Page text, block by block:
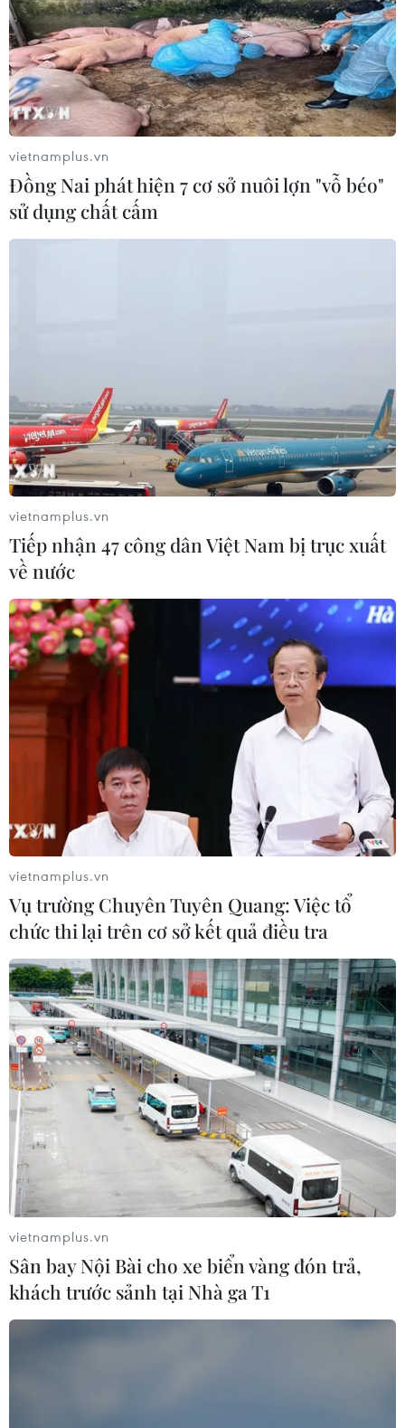
vietnamplus.vn
Đồng Nai phát hiện 7 cơ sở nuôi lợn "vỗ béo"
sử dụng chất cấm
vietnamplus.vn
Tiếp nhận 47 công dân Việt Nam bị trục xuất
về nước
vietnamplus.vn
Vụ trường Chuyên Tuyên Quang: Việc tổ
chức thi lại trên cơ sở kết quả điều tra
vietnamplus.vn
Sân bay Nội Bài cho xe biển vàng đón trả,
khách trước sảnh tại Nhà ga T1